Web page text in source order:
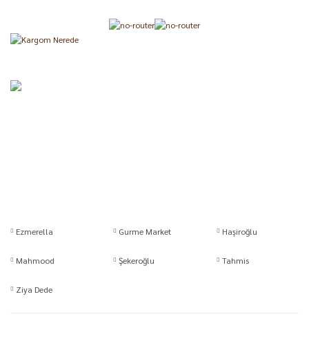
Ezmerella Gurme Market Haşiroğlu
Mahmood Şekeroğlu Tahmis
Ziya Dede